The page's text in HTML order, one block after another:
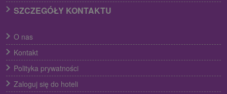
SZCZEGÓŁY KONTAKTU
O nas
Kontakt
Polityka prywatności
Zaloguj się do hoteli